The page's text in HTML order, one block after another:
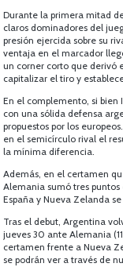
Durante la primera mitad
claros dominadores del
presión ejercida sobre su
ventaja en el marcador
un corner corto que derivó
capitalizar el tiro y
En el complemento, si
con una sólida defensa
propuestos por los
en el semicírculo rival el
la mínima diferencia.
Además, en el certamen
Alemania sumó tres
España y Nueva Zelanda
Tras el debut, Argentina
jueves 30 ante Alemania
certamen frente a Nueva
se podrán ver a través de